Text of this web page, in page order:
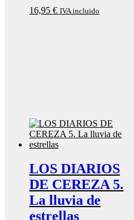
16,95 € IVA incluido
LOS DIARIOS
DE CEREZA 5.
La lluvia de
estrellas